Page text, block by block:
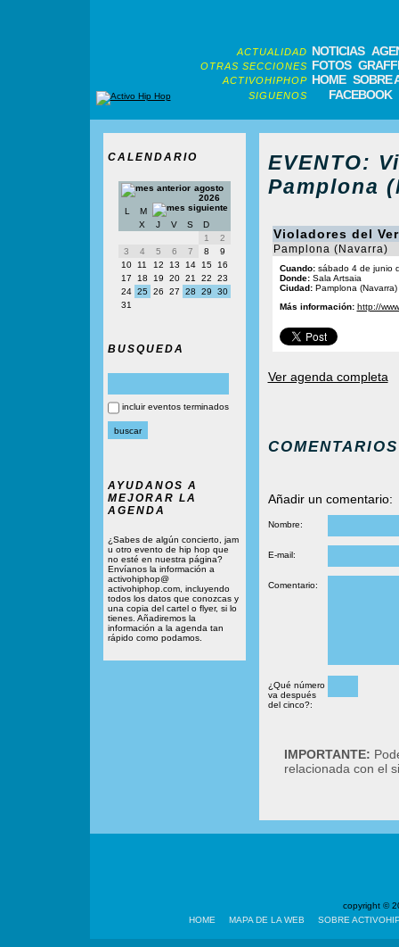
ACTUALIDAD NOTICIAS
OTRAS SECCIONES FOTOS
ACTIVOHIPHOP HOME SOBRE
SIGUENOS FACEBOOK
CALENDARIO
agosto
2026
L
M
X
J V S
D
1
2
3
4 5 6 7 8
9
10
11 12 13 14 15
16
17
18 19 20 21 22
23
24 25 26 27 28 29
30
31
BUSQUEDA
incluir eventos terminados
AYUDANOS A
MEJORAR LA
AGENDA
¿Sabes de algún concierto, jam
u otro evento de hip hop que
no esté en nuestra página?
Envíanos la información a
activohiphop@
activohiphop.com, incluyendo
todos los datos que conozcas y
una copia del cartel o flyer, si lo
tienes. Añadiremos la
información a la agenda tan
rápido como podamos.
EVENTO:
Pamplona
Violadores del
Pamplona (Navarra)
Cuando:sábado 4 de junio
Donde:Sala Artsaia
Ciudad:Pamplona (Navarra)
Más información: http://
Ver agenda completa
COMENTARIOS
Añadir un comentario:
Nombre:
E-mail:
Comentario:
¿Qué número
va después
del cinco?:
IMPORTANTE:
relacionada con el
copyright ©
HOME
MAPA DE LA WEB SOBRE